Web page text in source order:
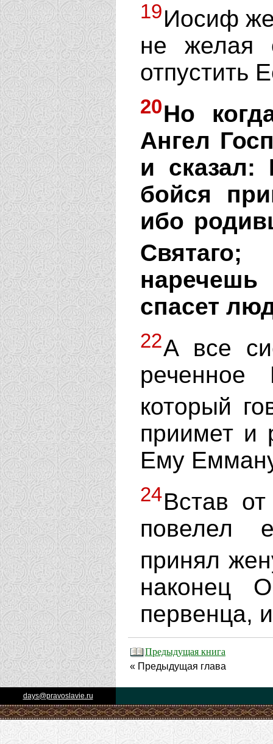
19Иосиф
не желая
отпустить
20Но
Ангел
и
бойся
ибо
Святаго;
спасет
22А все
реченное
который
приимет и
Ему
24Встав
повелел
принял
наконец
первенца,
Предыдущая книга
« Предыдущая глава
days@pravoslavie.ru